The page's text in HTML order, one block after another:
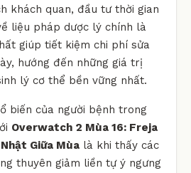
khách quan, đầu tư thời gian
liệu pháp dược lý chính là
giúp tiết kiệm chi phí sửa
hướng đến những giá trị
lý cơ thể bền vững nhất.
biến của người bệnh trong
Overwatch 2 Mùa 16: Freja
Giữa Mùa là khi thấy các
thuyên giảm liền tự ý ngưng